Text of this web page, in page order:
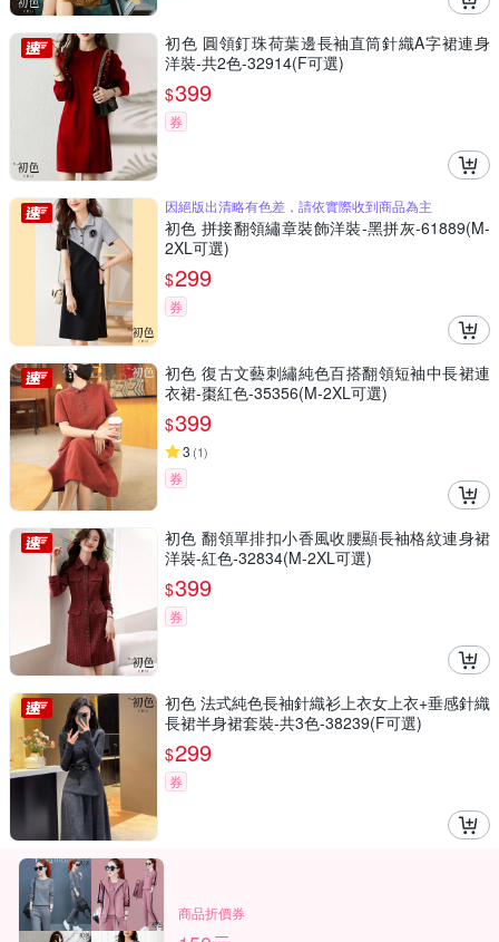
初色 圓領釘珠荷葉邊長袖直筒針織A字裙連身
洋裝-共2色-32914(F可選)
$399
券
因絕版出清略有色差，請依實際收到商品為主
初色 拼接翻領繡章裝飾洋裝-黑拼灰-61889(M-
2XL可選)
$299
券
初色 復古文藝刺繡純色百搭翻領短袖中長裙連
衣裙-棗紅色-35356(M-2XL可選)
$399
3 (1)
券
初色 翻領單排扣小香風收腰顯長袖格紋連身裙
洋裝-紅色-32834(M-2XL可選)
$399
券
初色 法式純色長袖針織衫上衣女上衣+垂感針織
長裙半身裙套裝-共3色-38239(F可選)
$299
券
商品折價券